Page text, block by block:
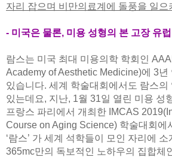
자리 잡으며 비만의료계에 돌풍을 일으
- 미국은 물론, 미용 성형의 본 고장 유
람스는 미국 최대 미용의학 학회인
Academy of Aesthetic Medicine)에 3년
있습니다. 세계 학술대회에서도 람스의
있는데요, 지난, 1월 31일 열린 미용 성
프랑스 파리에서 개최한 IMCAS
Course on Aging Science) 학술대회에
‘람스’ 가 세계 석학들이 모인 자리에
365mc만의 독보적인 노하우의 집합체